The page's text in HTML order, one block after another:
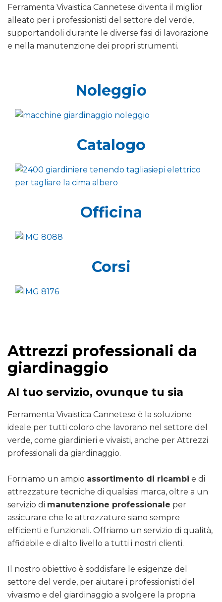
Ferramenta Vivaistica Cannetese diventa il miglior
alleato per i professionisti del settore del verde,
supportandoli durante le diverse fasi di lavorazione
e nella manutenzione dei propri strumenti.
Noleggio
Catalogo
Officina
Corsi
Attrezzi professionali da
giardinaggio
Al tuo servizio, ovunque tu sia
Ferramenta Vivaistica Cannetese è la soluzione
ideale per tutti coloro che lavorano nel settore del
verde, come giardinieri e vivaisti, anche per Attrezzi
professionali da giardinaggio.
Forniamo un ampio assortimento di ricambi e di
attrezzature tecniche di qualsiasi marca, oltre a un
servizio di manutenzione professionale per
assicurare che le attrezzature siano sempre
efficienti e funzionali. Offriamo un servizio di qualità,
affidabile e di alto livello a tutti i nostri clienti.
Il nostro obiettivo è soddisfare le esigenze del
settore del verde, per aiutare i professionisti del
vivaismo e del giardinaggio a svolgere la propria